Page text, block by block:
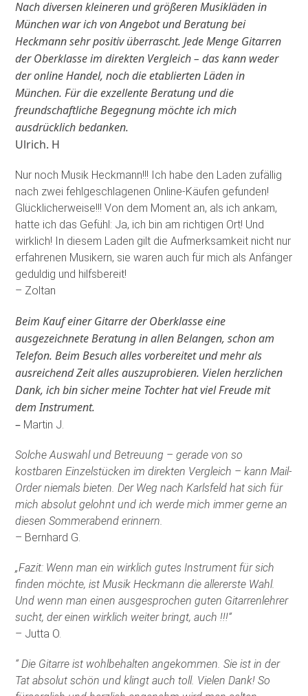
Nach diversen kleineren und größeren Musikläden in
München war ich von Angebot und Beratung bei
Heckmann sehr positiv überrascht. Jede Menge Gitarren
der Oberklasse im direkten Vergleich – das kann weder
der online Handel, noch die etablierten Läden in
München. Für die exzellente Beratung und die
freundschaftliche Begegnung möchte ich mich
ausdrücklich bedanken.
Ulrich. H
Nur noch Musik Heckmann!!! Ich habe den Laden zufällig
nach zwei fehlgeschlagenen Online-Käufen gefunden!
Glücklicherweise!!! Von dem Moment an, als ich ankam,
hatte ich das Gefühl: Ja, ich bin am richtigen Ort! Und
wirklich! In diesem Laden gilt die Aufmerksamkeit nicht nur
erfahrenen Musikern, sie waren auch für mich als Anfänger
geduldig und hilfsbereit!
– Zoltan
Beim Kauf einer Gitarre der Oberklasse eine
ausgezeichnete Beratung in allen Belangen, schon am
Telefon. Beim Besuch alles vorbereitet und mehr als
ausreichend Zeit alles auszuprobieren. Vielen herzlichen
Dank, ich bin sicher meine Tochter hat viel Freude mit
dem Instrument.
– Martin J.
Solche Auswahl und Betreuung – gerade von so
kostbaren Einzelstücken im direkten Vergleich – kann Mail-
Order niemals bieten. Der Weg nach Karlsfeld hat sich für
mich absolut gelohnt und ich werde mich immer gerne an
diesen Sommerabend erinnern.
– Bernhard G.
„Fazit: Wenn man ein wirklich gutes Instrument für sich
finden möchte, ist Musik Heckmann die allererste Wahl.
Und wenn man einen ausgesprochen guten Gitarrenlehrer
sucht, der einen wirklich weiter bringt, auch !!!“
– Jutta O.
“ Die Gitarre ist wohlbehalten angekommen. Sie ist in der
Tat absolut schön und klingt auch toll. Vielen Dank! So